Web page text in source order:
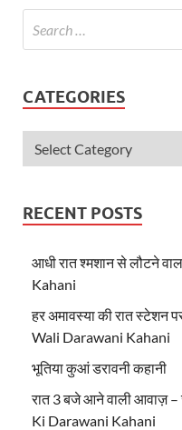
p
p k
CATEGORIES
RECENT POSTS
आधी रात श्मशान से लौटने
Kahani
हर अमावस्या की रात स्टेशन
Wali Darawani Kahani
भूतिया कुआं डरावनी कहानी
रात 3 बजे आने वाली आवाज़ –
Ki Darawani Kahani